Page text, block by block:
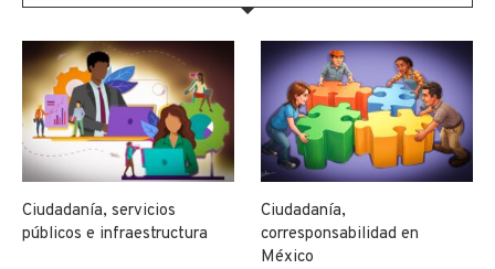
Ciudadanía, servicios
públicos e infraestructura
Ciudadanía,
corresponsabilidad en
México